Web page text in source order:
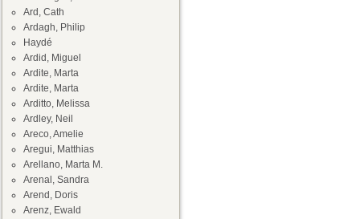
Ard, Cath
Ardagh, Philip
Haydé
Ardid, Miguel
Ardite, Marta
Ardite, Marta
Arditto, Melissa
Ardley, Neil
Areco, Amelie
Aregui, Matthias
Arellano, Marta M.
Arenal, Sandra
Arend, Doris
Arenz, Ewald